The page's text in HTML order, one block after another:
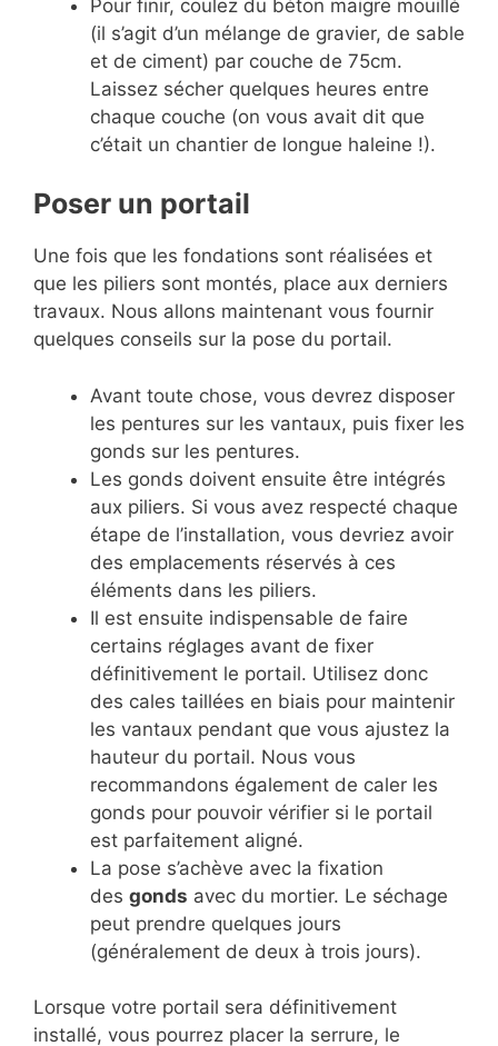
Pour finir, coulez du béton maigre mouillé
(il s’agit d’un mélange de gravier, de sable
et de ciment) par couche de 75cm.
Laissez sécher quelques heures entre
chaque couche (on vous avait dit que
c’était un chantier de longue haleine !).
Poser un portail
Une fois que les fondations sont réalisées et
que les piliers sont montés, place aux derniers
travaux. Nous allons maintenant vous fournir
quelques conseils sur la pose du portail.
Avant toute chose, vous devrez disposer
les pentures sur les vantaux, puis fixer les
gonds sur les pentures.
Les gonds doivent ensuite être intégrés
aux piliers. Si vous avez respecté chaque
étape de l’installation, vous devriez avoir
des emplacements réservés à ces
éléments dans les piliers.
Il est ensuite indispensable de faire
certains réglages avant de fixer
définitivement le portail. Utilisez donc
des cales taillées en biais pour maintenir
les vantaux pendant que vous ajustez la
hauteur du portail. Nous vous
recommandons également de caler les
gonds pour pouvoir vérifier si le portail
est parfaitement aligné.
La pose s’achève avec la fixation
des gonds avec du mortier. Le séchage
peut prendre quelques jours
(généralement de deux à trois jours).
Lorsque votre portail sera définitivement
installé, vous pourrez placer la serrure, le